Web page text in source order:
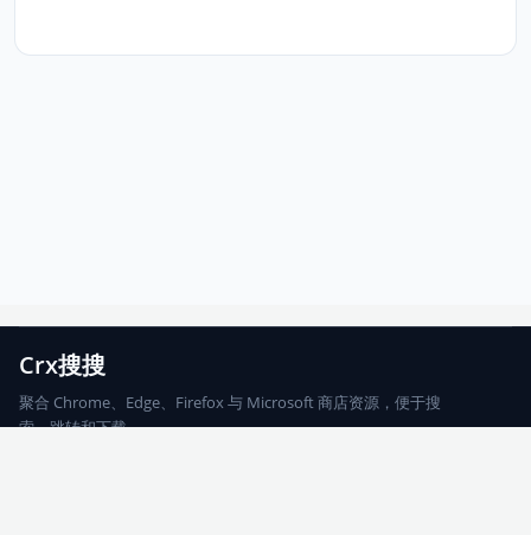
Crx搜搜
聚合 Chrome、Edge、Firefox 与 Microsoft 商店资源，便于搜
索、跳转和下载。